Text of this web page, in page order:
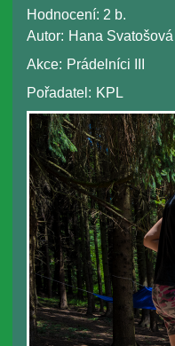
Hodnocení: 2 b.
Autor: Hana Svatošová
Akce: Prádelníci III
Pořadatel: KPL